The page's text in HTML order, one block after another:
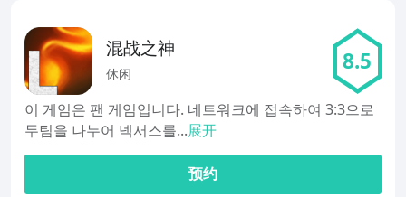
混战之神
休闲 8.5
이 게임은 팬 게임입니다. 네트워크에 접속하여 3:3으로
두팀을 나누어 넥서스를...展开
预约